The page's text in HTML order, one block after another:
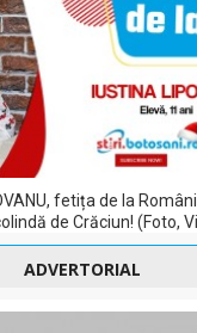
fetița de la
de Crăciun! (Foto,
ADVERTORIAL